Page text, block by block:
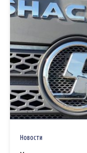
Новости